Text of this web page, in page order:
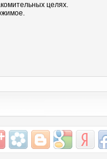
целях.